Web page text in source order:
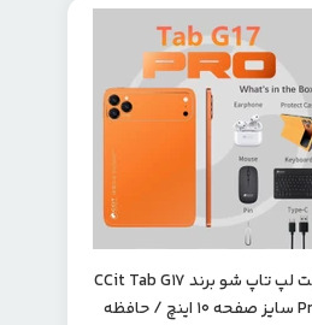
تبلت لپ تاپ شو برند CCit Tab G17
Pro سایز صفحه 10 اینچ / حافظه